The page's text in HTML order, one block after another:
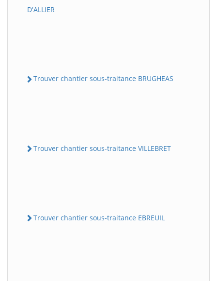
D'ALLIER
Trouver chantier sous-traitance BRUGHEAS
Trouver chantier sous-traitance VILLEBRET
Trouver chantier sous-traitance EBREUIL